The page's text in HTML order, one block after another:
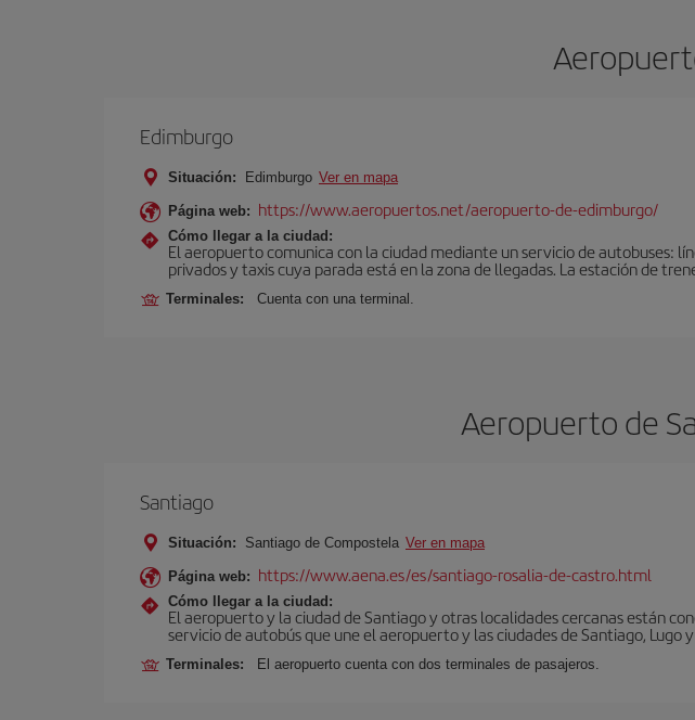
Edimburgo
Situación: Edimburgo Ver en mapa
Página web: https://www.aeropuertos.net/aeropuerto-de-edimburgo/
Cómo llegar a la ciudad:
El aeropuerto comunica con la ciudad mediante un servicio de autobuses:
privados y taxis cuya parada está en la zona de llegadas. La estación de
Terminales: Cuenta con una terminal.
Aeropuerto de
Santiago
Situación: Santiago de Compostela Ver en mapa
Página web: https://www.aena.es/es/santiago-rosalia-de-castro.html
Cómo llegar a la ciudad:
El aeropuerto y la ciudad de Santiago y otras localidades cercanas están
servicio de autobús que une el aeropuerto y las ciudades de Santiago,
Terminales: El aeropuerto cuenta con dos terminales de pasajeros.